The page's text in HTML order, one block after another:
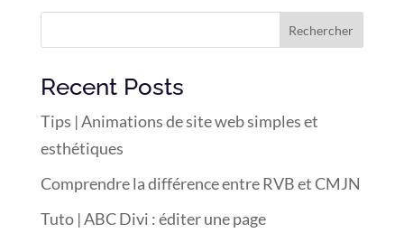
Rechercher
Recent Posts
Tips | Animations de site web simples et
esthétiques
Comprendre la différence entre RVB et CMJN
Tuto | ABC Divi : éditer une page